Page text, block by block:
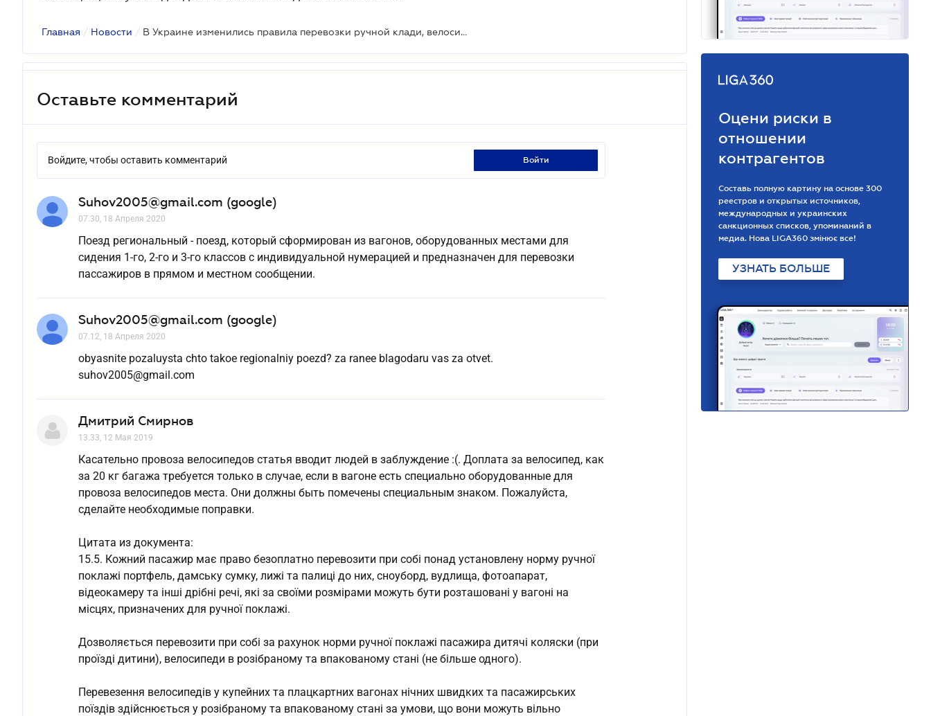
Главная / Новости / В Украине изменились правила перевозки ручной клади, велосипедов и животных в поездах
Оставьте комментарий
Войдите, чтобы оставить комментарий войти
Suhov2005@gmail.com (google)
07.30, 18 Апреля 2020
Поезд региональный - поезд, который сформирован из вагонов, оборудованных местами для
сидения 1-го, 2-го и 3-го классов с индивидуальной нумерацией и предназначен для перевозки
пассажиров в прямом и местном сообщении.
Suhov2005@gmail.com (google)
07.12, 18 Апреля 2020
obyasnite pozaluysta chto takoe regionalniy poezd? za ranee blagodaru vas za otvet.
suhov2005@gmail.com
Дмитрий Смирнов
13.33, 12 Мая 2019
Касательно провоза велосипедов статья вводит людей в заблуждение :(. Доплата за велосипед, как
за 20 кг багажа требуется только в случае, если в вагоне есть специально оборудованные для
провоза велосипедов места. Они должны быть помечены специальным знаком. Пожалуйста,
сделайте необходимые поправки.
Цитата из документа:
15.5. Кожний пасажир має право безоплатно перевозити при собі понад установлену норму ручної
поклажі портфель, дамську сумку, лижі та палиці до них, сноуборд, вудлища, фотоапарат,
відеокамеру та інші дрібні речі, які за своїми розмірами можуть бути розташовані у вагоні на
місцях, призначених для ручної поклажі.
Дозволяється перевозити при собі за рахунок норми ручної поклажі пасажира дитячі коляски (при
проїзді дитини), велосипеди в розібраному та впакованому стані (не більше одного).
Перевезення велосипедів у купейних та плацкартних вагонах нічних швидких та пасажирських
поїздів здійснюється у розібраному та впакованому стані за умови, що вони можуть вільно
Оцени риски в
отношении
контрагентов
Составь полную картину на основе 300
реестров и открытых источников,
международных и украинских
санкционных списков, упоминаний в
медиа. Нова LIGA360 змінює все!
УЗНАТЬ БОЛЬШЕ